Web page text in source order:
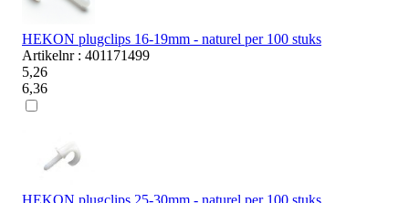
HEKON plugclips 16-19mm - naturel per 100 stuks
Artikelnr : 401171499
5,26
6,36
HEKON plugclips 25-30mm - naturel per 100 stuks